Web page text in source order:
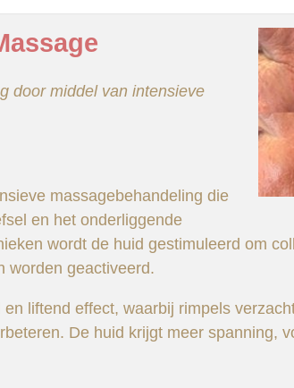
door middel van intensieve
massagebehandeling die
en het onderliggende
wordt de huid gestimuleerd om
worden geactiveerd.
liftend effect, waarbij rimpels
De huid krijgt meer spanning,